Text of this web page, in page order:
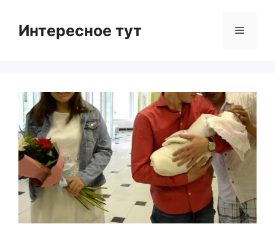
contentИнтересное тут Menu